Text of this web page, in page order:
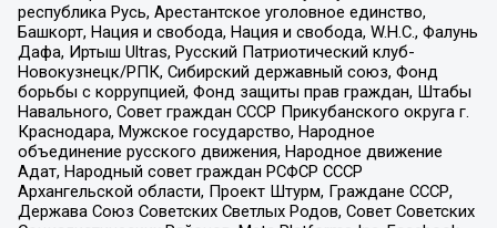
республика Русь, Арестантское уголовное единство,
Башкорт, Нация и свобода, Нация и свобода, W.H.С., Фалунь
Дафа, Иртыш Ultras, Русский Патриотический клуб-
Новокузнецк/РПК, Сибирский державный союз, Фонд
борьбы с коррупцией, Фонд защиты прав граждан, Штабы
Навального, Совет граждан СССР Прикубанского округа г.
Краснодара, Мужское государство, Народное
объединение русского движения, Народное движение
Адат, Народный совет граждан РСФСР СССР
Архангельской области, Проект Штурм, Граждане СССР,
Держава Союз Советских Светлых Родов, Совет Советских